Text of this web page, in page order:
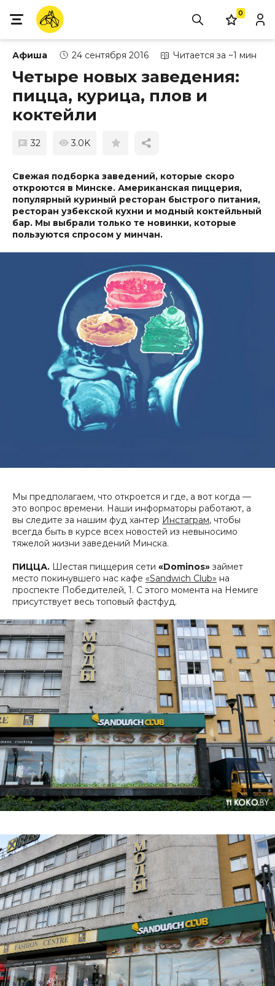
0
Афиша 24 сентября 2016 Читается за ~1 мин
Четыре новых заведения:
пицца, курица, плов и
коктейли
32 3.0K
Свежая подборка заведений, которые скоро
откроются в Минске. Американская пиццерия,
популярный куриный ресторан быстрого питания,
ресторан узбекской кухни и модный коктейльный
бар. Мы выбрали только те новинки, которые
пользуются спросом у минчан.
Мы предполагаем, что откроется и где, а вот когда —
это вопрос времени. Наши информаторы работают, а
вы следите за нашим фуд хантер Инстаграм, чтобы
всегда быть в курсе всех новостей из невыносимо
тяжелой жизни заведений Минска.
ПИЦЦА. Шестая пиццерия сети «Dominos» займет
место покинувшего нас кафе «Sandwich Club» на
проспекте Победителей, 1. С этого момента на Немиге
присутствует весь топовый фастфуд.